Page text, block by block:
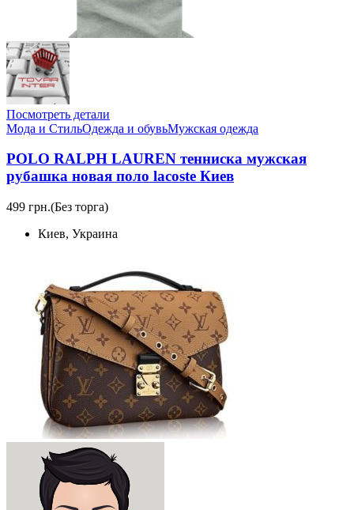
Посмотреть детали
Мода и СтильОдежда и обувьМужская одежда
POLO RALPH LAUREN тенниска мужская
рубашка новая поло lacoste Киев
499 грн.(Без торга)
Киев, Украина